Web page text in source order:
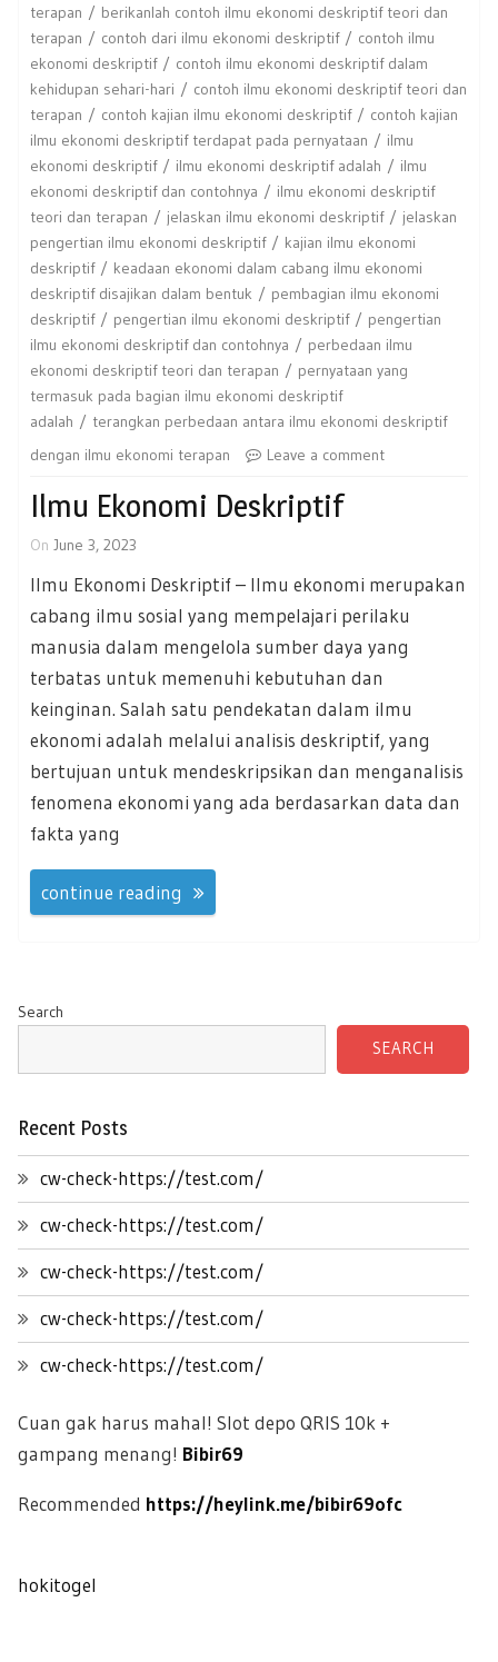
terapan
berikanlah contoh ilmu ekonomi deskriptif teori dan
terapan
contoh dari ilmu ekonomi deskriptif
contoh ilmu
ekonomi deskriptif
contoh ilmu ekonomi deskriptif dalam
kehidupan sehari-hari
contoh ilmu ekonomi deskriptif teori dan
terapan
contoh kajian ilmu ekonomi deskriptif
contoh kajian
ilmu ekonomi deskriptif terdapat pada pernyataan
ilmu
ekonomi deskriptif
ilmu ekonomi deskriptif adalah
ilmu
ekonomi deskriptif dan contohnya
ilmu ekonomi deskriptif
teori dan terapan
jelaskan ilmu ekonomi deskriptif
jelaskan
pengertian ilmu ekonomi deskriptif
kajian ilmu ekonomi
deskriptif
keadaan ekonomi dalam cabang ilmu ekonomi
deskriptif disajikan dalam bentuk
pembagian ilmu ekonomi
deskriptif
pengertian ilmu ekonomi deskriptif
pengertian
ilmu ekonomi deskriptif dan contohnya
perbedaan ilmu
ekonomi deskriptif teori dan terapan
pernyataan yang
termasuk pada bagian ilmu ekonomi deskriptif
adalah
terangkan perbedaan antara ilmu ekonomi deskriptif
dengan ilmu ekonomi terapan
Leave a comment
Ilmu Ekonomi Deskriptif
On June 3, 2023
Ilmu Ekonomi Deskriptif – Ilmu ekonomi merupakan
cabang ilmu sosial yang mempelajari perilaku
manusia dalam mengelola sumber daya yang
terbatas untuk memenuhi kebutuhan dan
keinginan. Salah satu pendekatan dalam ilmu
ekonomi adalah melalui analisis deskriptif, yang
bertujuan untuk mendeskripsikan dan menganalisis
fenomena ekonomi yang ada berdasarkan data dan
fakta yang
continue reading
Search
SEARCH
Recent Posts
cw-check-https://test.com/
cw-check-https://test.com/
cw-check-https://test.com/
cw-check-https://test.com/
cw-check-https://test.com/
Cuan gak harus mahal! Slot depo QRIS 10k +
gampang menang! Bibir69
Recommended https://heylink.me/bibir69ofc
hokitogel